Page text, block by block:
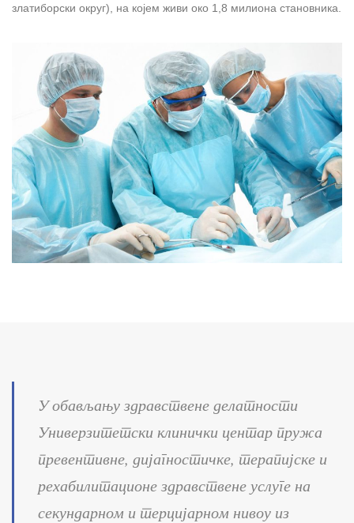
златиборски округ), на којем живи око 1,8 милиона становника.
У обављању здравствене делатности
Универзитетски клинички центар пружа
превентивне, дијагностичке, терапијске и
рехабилитационе здравствене услуге на
секундарном и терцијарном нивоу из